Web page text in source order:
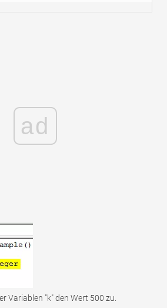
ad
Variablen "k" den Wert 500 zu.